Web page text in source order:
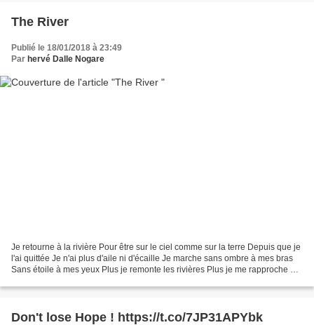
The River
Publié le 18/01/2018 à 23:49
Par hervé Dalle Nogare
Je retourne à la rivière Pour être sur le ciel comme sur la terre Depuis que je
l'ai quittée Je n'ai plus d'aile ni d'écaille Je marche sans ombre à mes bras
Sans étoile à mes yeux Plus je remonte les rivières Plus je me rapproche De
Don't lose Hope ! https://t.co/7JP31APYbk